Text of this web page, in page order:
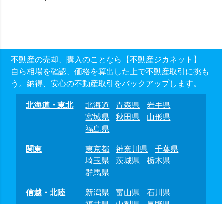
不動産の売却、購入のことなら【不動産ジカネット】
自ら相場を確認、価格を算出した上で不動産取引に挑も
う。納得、安心の不動産取引をバックアップします。
北海道・東北 北海道 青森県
岩手県
宮城県
秋田県
山形県
福島県
関東
東京都 神奈川県
千葉県
埼玉県
茨城県
栃木県
群馬県
信越・北陸
新潟県 富山県
石川県